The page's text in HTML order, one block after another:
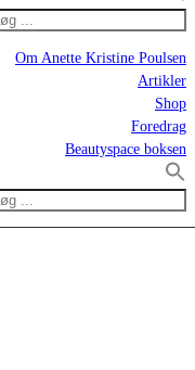
Om Anette Kristine Poulsen
Artikler
Shop
Foredrag
Beautyspace boksen